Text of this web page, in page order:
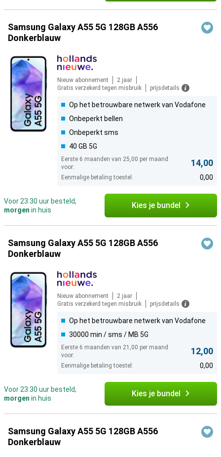
Samsung Galaxy A55 5G 128GB A556
Donkerblauw
Nieuw abonnement
2 jaar
Gratis verzekerd tegen misbruik
prijsdetails
Op het betrouwbare netwerk van Vodafone
Onbeperkt bellen
Onbeperkt sms
40 GB 5G
Eerste 6 maanden van 25,00 per maand
voor:
14,00
Eenmalige betaling toestel: 0,00
Voor 23:30 uur besteld,
morgen in huis Kies je bundel
Samsung Galaxy A55 5G 128GB A556
Donkerblauw
Nieuw abonnement
2 jaar
Gratis verzekerd tegen misbruik
prijsdetails
Op het betrouwbare netwerk van Vodafone
30000 min / sms / MB 5G
Eerste 6 maanden van 21,00 per maand
voor:
12,00
Eenmalige betaling toestel: 0,00
Voor 23:30 uur besteld,
morgen in huis Kies je bundel
Samsung Galaxy A55 5G 128GB A556
Donkerblauw